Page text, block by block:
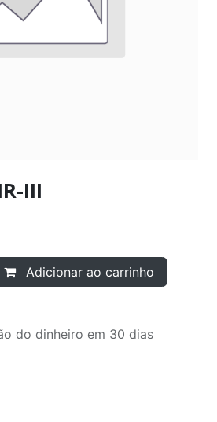
III
Adicionar ao carrinho
do dinheiro em 30 dias